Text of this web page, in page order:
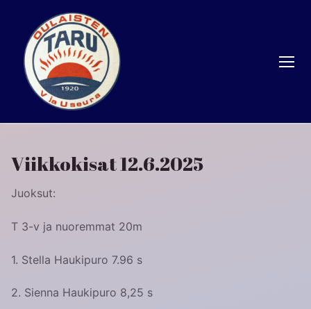
sisältöön
Viikkokisat 12.6.2025
Juoksut:
T 3-v ja nuoremmat 20m
1. Stella Haukipuro 7.96 s
2. Sienna Haukipuro 8,25 s